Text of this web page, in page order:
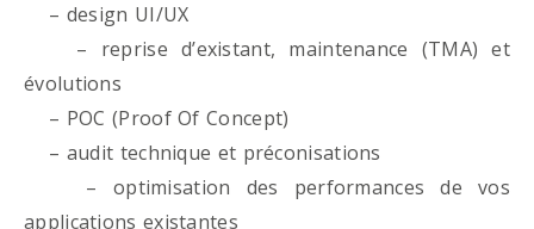
– design UI/UX
– reprise d’existant, maintenance (TMA) et
évolutions
– POC (Proof Of Concept)
– audit technique et préconisations
– optimisation des performances de vos
applications existantes